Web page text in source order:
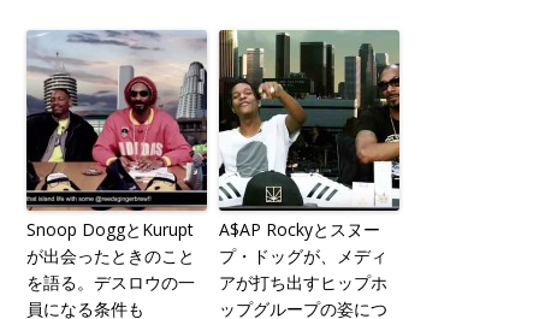
Snoop DoggとKurupt
が出会ったときのこと
を語る。デスロウの一
員になる条件も
A$AP Rockyとスヌー
プ・ドッグが、メディ
アが打ち出すヒップホ
ップグループの姿につ